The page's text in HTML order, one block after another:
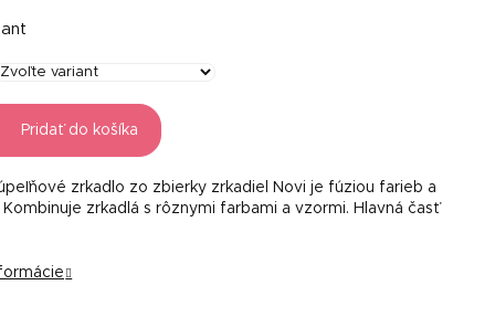
Pridať do košíka
zrkadlo zo zbierky zrkadiel Novi je fúziou farieb a
zrkadlá s rôznymi farbami a vzormi. Hlavná časť